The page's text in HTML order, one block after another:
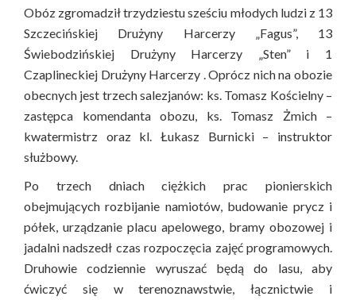
Obóz zgromadził trzydziestu sześciu młodych ludzi z 13
Szczecińskiej Drużyny Harcerzy „Fagus”, 13
Świebodzińskiej Drużyny Harcerzy „Sten” i 1
Czaplineckiej Drużyny Harcerzy . Oprócz nich na obozie
obecnych jest trzech salezjanów: ks. Tomasz Kościelny –
zastępca komendanta obozu, ks. Tomasz Żmich –
kwatermistrz oraz kl. Łukasz Burnicki – instruktor
służbowy.
Po trzech dniach ciężkich prac pionierskich
obejmujących rozbijanie namiotów, budowanie prycz i
półek, urządzanie placu apelowego, bramy obozowej i
jadalni nadszedł czas rozpoczęcia zajęć programowych.
Druhowie codziennie wyruszać będą do lasu, aby
ćwiczyć się w terenoznawstwie, łącznictwie i